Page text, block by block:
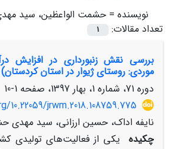
نویسنده = حشمت الواعظین، سید
تعداد مقالات:
1
بررسی نقش زنبورداری در افزایش
موردی: روستای ژیوار در استان کردستان)
دوره 71، شماره 1، بهار 1397، صفحه
1-10
jrwm.2018.108759.775
نایفه اداک، حسین ارزانی، سید مهدی
چکیده
یکی از فعالیت‌های تولیدی